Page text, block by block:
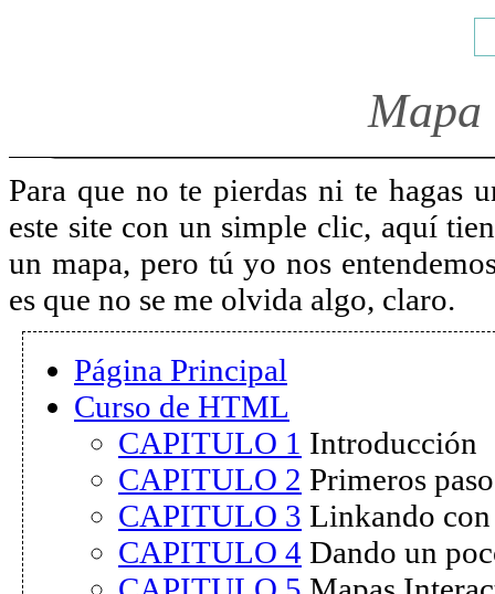
Mapa
Para que no te pierdas ni te hagas
este site con un simple clic, aquí
un mapa, pero tú yo nos
es que no se me olvida algo, claro.
Página Principal
Curso de HTML
CAPITULO 1 Introducción
CAPITULO 2 Primeros
CAPITULO 3 Linkando con
CAPITULO 4 Dando un